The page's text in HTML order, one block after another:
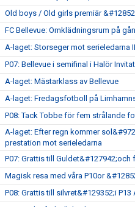
Old boys / Old girls premiär
FC Bellevue: Omklädningsrum på
A-laget: Storseger mot serieledarna
P07: Bellevue i semifinal i Halör
A-laget: Mästarklass av Bellevue
A-laget: Fredagsfotboll på
P08: Tack Tobbe för fem strålande
A-laget: Efter regn kommer
prestation mot serieledarna
P07: Grattis till Guldet&#127942;och
Magisk resa med våra P10or
P08: Grattis till silvret&#129352;i P13